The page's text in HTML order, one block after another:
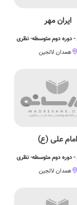
ایران مهر
دوم متوسطه- نظری
همدان لالجین
امام علی (ع)
دوم متوسطه- نظری
همدان لالجین